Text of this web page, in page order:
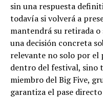
sin una respuesta
todavía si volverá a
mantendrá su retirada
una decisión concreta
relevante no solo por el
dentro del festival, sino
miembro del Big Five,
garantiza el pase